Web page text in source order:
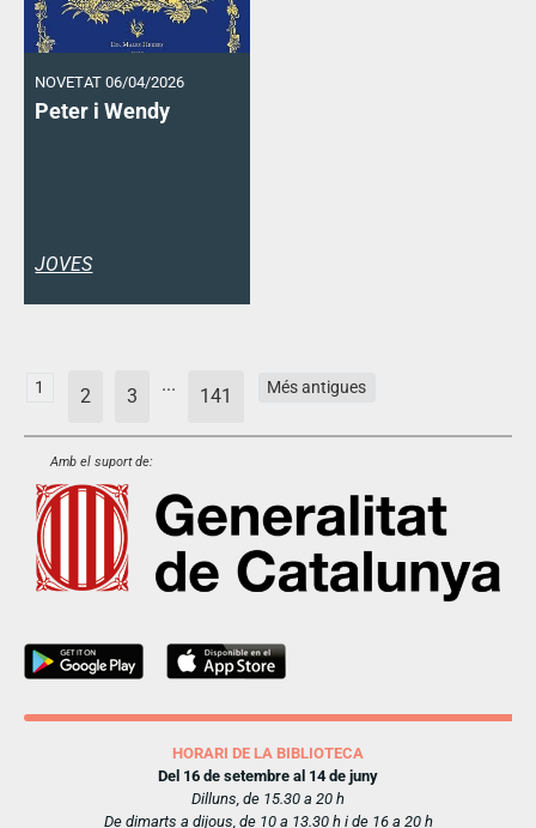
NOVETAT 06/04/2026
Peter i Wendy
JOVES
1 2 3
...
141 Més antigues
Amb el suport de:
HORARI DE LA BIBLIOTECA
Del 16 de setembre al 14 de juny
Dilluns, de 15.30 a 20 h
De dimarts a dijous, de 10 a 13.30 h i de 16 a 20 h